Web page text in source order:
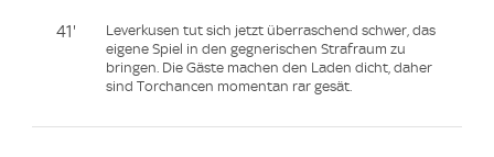
41'
Leverkusen tut sich jetzt überraschend schwer, das
eigene Spiel in den gegnerischen Strafraum zu
bringen. Die Gäste machen den Laden dicht, daher
sind Torchancen momentan rar gesät.